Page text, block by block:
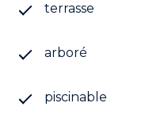
terrasse
arboré
piscinable